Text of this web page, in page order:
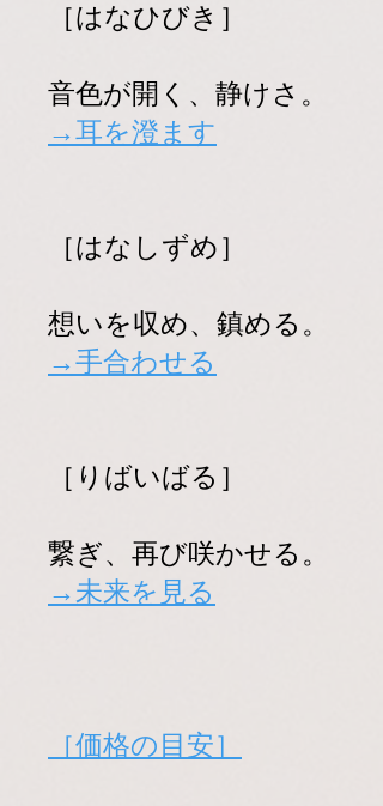
［はなひびき］
音色が開く、静けさ。
→耳を澄ます
［はなしずめ］
想いを収め、鎮める。
→手合わせる
［りばいばる］
​繋ぎ、再び咲かせる。
​→未来を見る
［価格の目安］